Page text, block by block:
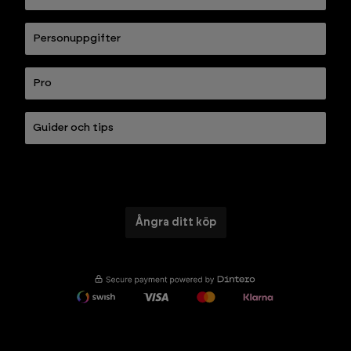
Personuppgifter
Pro
Guider och tips
Ångra ditt köp